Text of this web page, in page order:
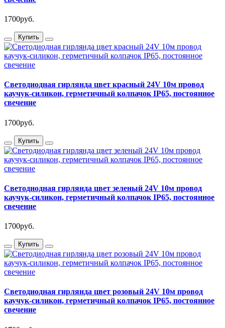
1700руб.
Купить
Светодиодная гирлянда цвет красный 24V 10м провод
каучук-силикон, герметичный колпачок IP65, постоянное
свечение
1700руб.
Купить
Светодиодная гирлянда цвет зеленый 24V 10м провод
каучук-силикон, герметичный колпачок IP65, постоянное
свечение
1700руб.
Купить
Светодиодная гирлянда цвет розовый 24V 10м провод
каучук-силикон, герметичный колпачок IP65, постоянное
свечение